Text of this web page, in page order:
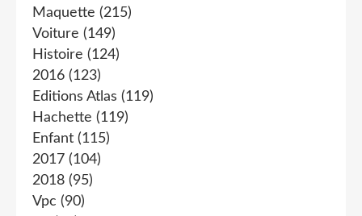
Maquette (215)
Voiture (149)
Histoire (124)
2016 (123)
Editions Atlas (119)
Hachette (119)
Enfant (115)
2017 (104)
2018 (95)
Vpc (90)